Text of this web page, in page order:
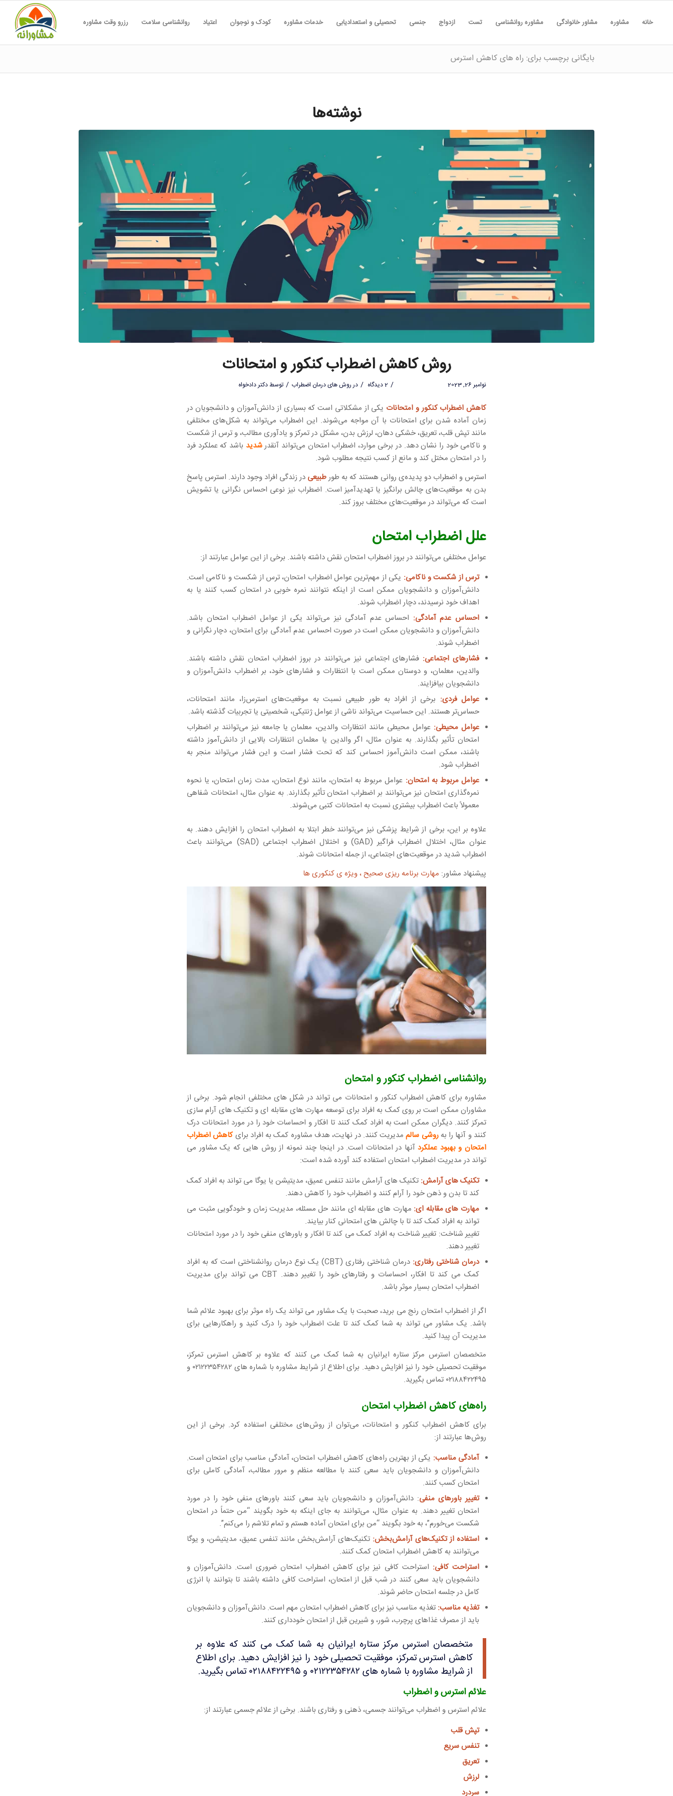
خانه مشاوره مشاور خانوادگی مشاوره روانشناسی تست ازدواج جنسی تحصیلی و استعدادیابی خدمات مشاوره کودک و نوجوان اعتیاد روانشناسی سلامت رزرو وقت مشاوره
بایگانی برچسب برای: راه های کاهش استرس
نوشته‌ها
روش کاهش اضطراب کنکور و امتحانات
نوامبر 26, 2023 / 2 دیدگاه / درروش های درمان اضطراب / توسطدکتر دادخواه
کاهش اضطراب کنکور و امتحانات یکی از مشکلاتی است که بسیاری از دانش‌آموزان و دانشجویان در
زمان آماده شدن برای امتحانات با آن مواجه می‌شوند. این اضطراب می‌تواند به شکل‌های مختلفی
مانند تپش قلب، تعریق، خشکی دهان، لرزش بدن، مشکل در تمرکز و یادآوری مطالب، و ترس از شکست
و ناکامی خود را نشان دهد. در برخی موارد، اضطراب امتحان می‌تواند آنقدرشدید باشد که عملکرد فرد
را در امتحان مختل کند و مانع از کسب نتیجه مطلوب شود.
استرس و اضطراب دو پدیده‌ی روانی هستند که به طورطبیعی در زندگی افراد وجود دارند. استرس پاسخ
بدن به موقعیت‌های چالش برانگیز یا تهدیدآمیز است. اضطراب نیز نوعی احساس نگرانی یا تشویش
است که می‌تواند در موقعیت‌های مختلف بروز کند.
علل اضطراب امتحان
عوامل مختلفی می‌توانند در بروز اضطراب امتحان نقش داشته باشند. برخی از این عوامل عبارتند از:
ترس از شکست و ناکامی: یکی از مهم‌ترین عوامل اضطراب امتحان، ترس از شکست و ناکامی است.
دانش‌آموزان و دانشجویان ممکن است از اینکه نتوانند نمره خوبی در امتحان کسب کنند یا به
اهداف خود نرسیدند، دچار اضطراب شوند.
احساس عدم آمادگی: احساس عدم آمادگی نیز می‌تواند یکی از عوامل اضطراب امتحان باشد.
دانش‌آموزان و دانشجویان ممکن است در صورت احساس عدم آمادگی برای امتحان، دچار نگرانی و
اضطراب شوند.
فشارهای اجتماعی: فشارهای اجتماعی نیز می‌توانند در بروز اضطراب امتحان نقش داشته باشند.
والدین، معلمان، و دوستان ممکن است با انتظارات و فشارهای خود، بر اضطراب دانش‌آموزان و
دانشجویان بیافزایند.
عوامل فردی: برخی از افراد به طور طبیعی نسبت به موقعیت‌های استرس‌زا، مانند امتحانات،
حساس‌تر هستند. این حساسیت می‌تواند ناشی از عوامل ژنتیکی، شخصیتی یا تجربیات گذشته باشد.
عوامل محیطی: عوامل محیطی مانند انتظارات والدین، معلمان یا جامعه نیز می‌توانند بر اضطراب
امتحان تأثیر بگذارند. به عنوان مثال، اگر والدین یا معلمان انتظارات بالایی از دانش‌آموز داشته
باشند، ممکن است دانش‌آموز احساس کند که تحت فشار است و این فشار می‌تواند منجر به
اضطراب شود.
عوامل مربوط به امتحان: عوامل مربوط به امتحان، مانند نوع امتحان، مدت زمان امتحان، یا نحوه
نمره‌گذاری امتحان نیز می‌توانند بر اضطراب امتحان تأثیر بگذارند. به عنوان مثال، امتحانات شفاهی
معمولاً باعث اضطراب بیشتری نسبت به امتحانات کتبی می‌شوند.
علاوه بر این، برخی از شرایط پزشکی نیز می‌توانند خطر ابتلا به اضطراب امتحان را افزایش دهند. به
عنوان مثال، اختلال اضطراب فراگیر (GAD) و اختلال اضطراب اجتماعی (SAD) می‌توانند باعث
اضطراب شدید در موقعیت‌های اجتماعی، از جمله امتحانات شوند.
پیشنهاد مشاور: مهارت برنامه ریزی صحیح ، ویژه ی کنکوری ها
روانشناسی اضطراب کنکور و امتحان
مشاوره برای کاهش اضطراب کنکور و امتحانات می تواند در شکل های مختلفی انجام شود. برخی از
مشاوران ممکن است بر روی کمک به افراد برای توسعه مهارت های مقابله ای و تکنیک های آرام سازی
تمرکز کنند. دیگران ممکن است به افراد کمک کنند تا افکار و احساسات خود را در مورد امتحانات درک
کنند و آنها را به روشی سالممدیریت کنند. در نهایت، هدف مشاوره کمک به افراد برایکاهش اضطراب
امتحان و بهبود عملکردآنها در امتحانات است. در اینجا چند نمونه از روش هایی که یک مشاور می
تواند در مدیریت اضطراب امتحان استفاده کند آورده شده است:
تکنیک های آرامش: تکنیک های آرامش مانند تنفس عمیق، مدیتیشن یا یوگا می تواند به افراد کمک
کند تا بدن و ذهن خود را آرام کنند و اضطراب خود را کاهش دهند.
مهارت های مقابله ای: مهارت های مقابله ای مانند حل مسئله، مدیریت زمان و خودگویی مثبت می
تواند به افراد کمک کند تا با چالش های امتحانی کنار بیایند.
تغییر شناخت: تغییر شناخت به افراد کمک می کند تا افکار و باورهای منفی خود را در مورد امتحانات
تغییر دهند.
درمان شناختی رفتاری:
درمان شناختی رفتاری (CBT) یک نوع درمان روانشناختی است که به افراد
کمک می کند تا افکار، احساسات و رفتارهای خود را تغییر دهند. CBT می تواند برای مدیریت
اضطراب امتحان بسیار موثر باشد.
اگر از اضطراب امتحان رنج می برید، صحبت با یک مشاور می تواند یک راه موثر برای بهبود علائم شما
باشد. یک مشاور می تواند به شما کمک کند تا علت اضطراب خود را درک کنید و راهکارهایی برای
مدیریت آن پیدا کنید.
متخصصان استرس مرکز ستاره ایرانیان به شما کمک می کنند که علاوه بر کاهش استرس تمرکز،
موفقیت تحصیلی خود را نیز افزایش دهید. برای اطلاع از شرایط مشاوره با شماره های ۰۲۱۲۲۳۵۴۲۸۲ و
۰۲۱۸۸۴۲۲۴۹۵ تماس بگیرید.
راه‌های کاهش اضطراب امتحان
برای کاهش اضطراب کنکور و امتحانات، می‌توان از روش‌های مختلفی استفاده کرد. برخی از این
روش‌ها عبارتند از:
آمادگی مناسب: یکی از بهترین راه‌های کاهش اضطراب امتحان، آمادگی مناسب برای امتحان است.
دانش‌آموزان و دانشجویان باید سعی کنند با مطالعه منظم و مرور مطالب، آمادگی کاملی برای
امتحان کسب کنند.
تغییر باورهای منفی: دانش‌آموزان و دانشجویان باید سعی کنند باورهای منفی خود را در مورد
امتحان تغییر دهند. به عنوان مثال، می‌توانند به جای اینکه به خود بگویند “من حتماً در امتحان
شکست می‌خورم”، به خود بگویند “من برای امتحان آماده هستم و تمام تلاشم را می‌کنم”.
استفاده از تکنیک‌های آرامش‌بخش: تکنیک‌های آرامش‌بخش مانند تنفس عمیق، مدیتیشن، و یوگا
می‌توانند به کاهش اضطراب امتحان کمک کنند.
استراحت کافی: استراحت کافی نیز برای کاهش اضطراب امتحان ضروری است. دانش‌آموزان و
دانشجویان باید سعی کنند در شب قبل از امتحان، استراحت کافی داشته باشند تا بتوانند با انرژی
کامل در جلسه امتحان حاضر شوند.
تغذیه مناسب: تغذیه مناسب نیز برای کاهش اضطراب امتحان مهم است. دانش‌آموزان و دانشجویان
باید از مصرف غذاهای پرچرب، شور، و شیرین قبل از امتحان خودداری کنند.
متخصصان استرس مرکز ستاره ایرانیان به شما کمک می کنند که علاوه بر
کاهش استرس تمرکز، موفقیت تحصیلی خود را نیز افزایش دهید. برای اطلاع
از شرایط مشاوره با شماره های ۰۲۱۲۲۳۵۴۲۸۲ و ۰۲۱۸۸۴۲۲۴۹۵ تماس بگیرید.
علائم استرس و اضطراب
علائم استرس و اضطراب می‌توانند جسمی، ذهنی و رفتاری باشند. برخی از علائم جسمی عبارتند از:
تپش قلب
تنفس سریع
تعریق
لرزش
سردرد